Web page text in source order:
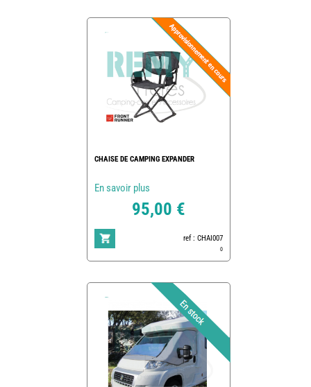
CHAISE DE CAMPING EXPANDER
En savoir plus
95,00 €
ref : CHAI007
0